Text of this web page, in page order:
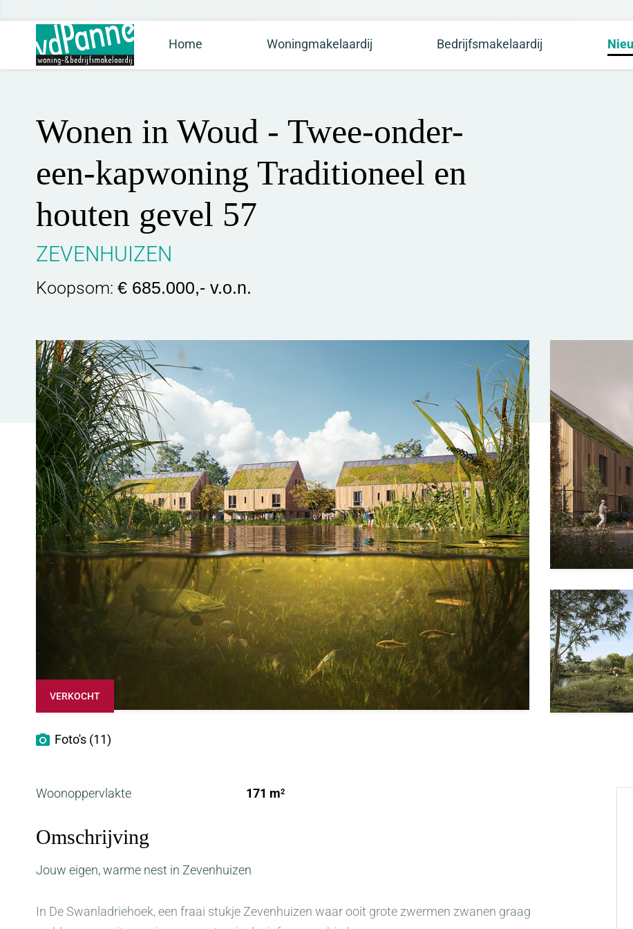
Home Woningmakelaardij Bedrijfsmakelaardij
Wonen in Woud - Twee-onder-
een-kapwoning Traditioneel en
houten gevel 57
ZEVENHUIZEN
Koopsom: € 685.000,- v.o.n.
VERKOCHT
Foto's (11)
Woonoppervlakte 171 m2
Omschrijving
Jouw eigen, warme nest in Zevenhuizen
In De Swanladriehoek, een fraai stukje Zevenhuizen waar ooit grote zwermen zwanen graag